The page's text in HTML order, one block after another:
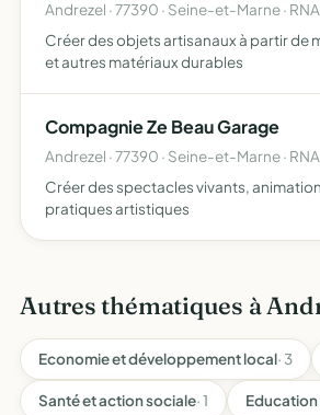
Andrezel · 77390 · Seine-et-Marne ·
Créer des objets artisanaux à partir de
et autres matériaux durables
Compagnie Ze Beau Garage
Andrezel · 77390 · Seine-et-Marne ·
Créer des spectacles vivants,
pratiques artistiques
Autres thématiques à
Economie et développement local· 3
Santé et action sociale· 1